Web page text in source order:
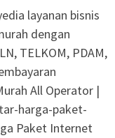
layanan bisnis
dengan
TELKOM, PDAM,
All Operator |
harga-paket-
Paket Internet